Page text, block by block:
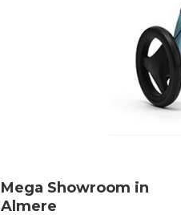
Mega Showroom in
Almere